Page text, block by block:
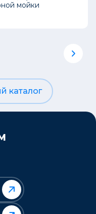
мойки
каталог